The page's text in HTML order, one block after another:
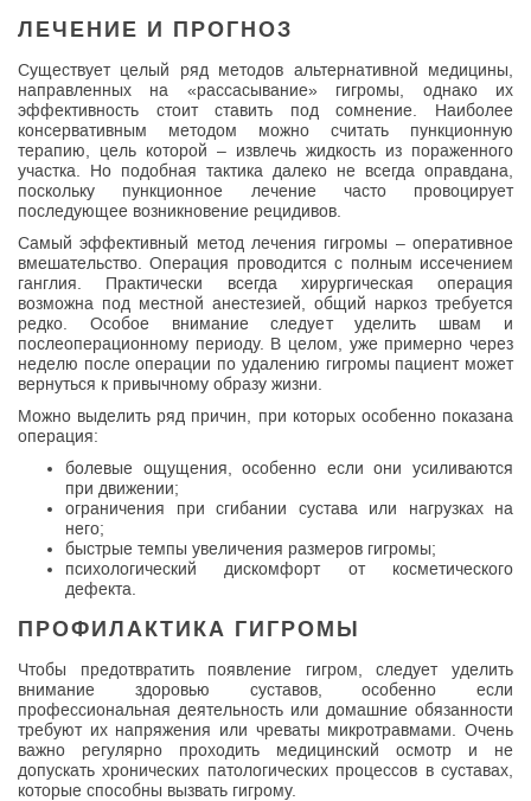
ЛЕЧЕНИЕ И ПРОГНОЗ
Существует целый ряд методов альтернативной медицины,
направленных на «рассасывание» гигромы, однако их
эффективность стоит ставить под сомнение. Наиболее
консервативным методом можно считать пункционную
терапию, цель которой – извлечь жидкость из пораженного
участка. Но подобная тактика далеко не всегда оправдана,
поскольку пункционное лечение часто провоцирует
последующее возникновение рецидивов.
Самый эффективный метод лечения гигромы – оперативное
вмешательство. Операция проводится с полным иссечением
ганглия. Практически всегда хирургическая операция
возможна под местной анестезией, общий наркоз требуется
редко. Особое внимание следует уделить швам и
послеоперационному периоду. В целом, уже примерно через
неделю после операции по удалению гигромы пациент может
вернуться к привычному образу жизни.
Можно выделить ряд причин, при которых особенно показана
операция:
болевые ощущения, особенно если они усиливаются
при движении;
ограничения при сгибании сустава или нагрузках на
него;
быстрые темпы увеличения размеров гигромы;
психологический дискомфорт от косметического
дефекта.
ПРОФИЛАКТИКА ГИГРОМЫ
Чтобы предотвратить появление гигром, следует уделить
внимание здоровью суставов, особенно если
профессиональная деятельность или домашние обязанности
требуют их напряжения или чреваты микротравмами. Очень
важно регулярно проходить медицинский осмотр и не
допускать хронических патологических процессов в суставах,
которые способны вызвать гигрому.